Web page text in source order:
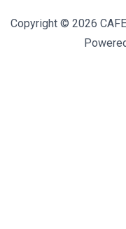
Copyright © 2026